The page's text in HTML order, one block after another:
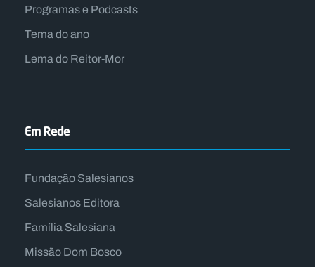
Programas e Podcasts
Tema do ano
Lema do Reitor-Mor
Em Rede
Fundação Salesianos
Salesianos Editora
Família Salesiana
Missão Dom Bosco